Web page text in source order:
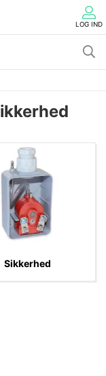
LOG IND
Sikkerhed